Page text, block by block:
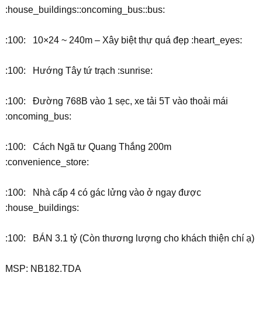
:house_buildings::oncoming_bus::bus:
:100: 10×24 ~ 240m – Xây biệt thự quá đẹp :heart_eyes:
:100: Hướng Tây tứ trạch :sunrise:
:100: Đường 768B vào 1 sẹc, xe tải 5T vào thoải mái
:oncoming_bus:
:100: Cách Ngã tư Quang Thắng 200m
:convenience_store:
:100: Nhà cấp 4 có gác lửng vào ở ngay được
:house_buildings:
:100: BÁN 3.1 tỷ (Còn thương lượng cho khách thiện chí ạ)
MSP: NB182.TDA